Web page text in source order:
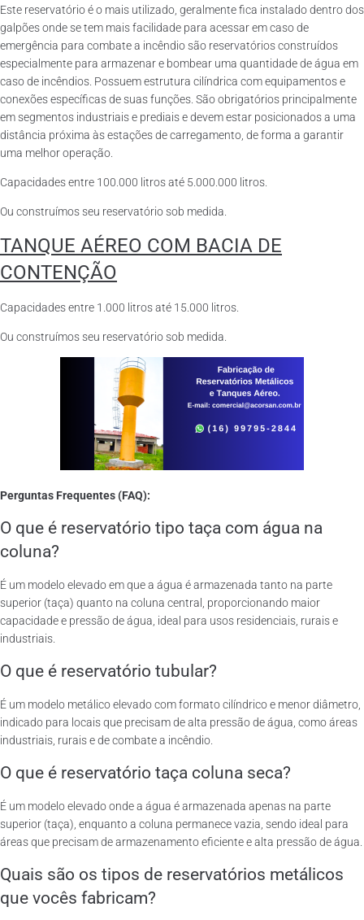
Este reservatório é o mais utilizado, geralmente fica instalado dentro dos
galpões onde se tem mais facilidade para acessar em caso de
emergência para combate a incêndio são reservatórios construídos
especialmente para armazenar e bombear uma quantidade de água em
caso de incêndios. Possuem estrutura cilíndrica com equipamentos e
conexões específicas de suas funções. São obrigatórios principalmente
em segmentos industriais e prediais e devem estar posicionados a uma
distância próxima às estações de carregamento, de forma a garantir
uma melhor operação.
Capacidades entre 100.000 litros até 5.000.000 litros.
Ou construímos seu reservatório sob medida.
TANQUE AÉREO COM BACIA DE
CONTENÇÃO
Capacidades entre 1.000 litros até 15.000 litros.
Ou construímos seu reservatório sob medida.
Perguntas Frequentes (FAQ):
O que é reservatório tipo taça com água na
coluna?
É um modelo elevado em que a água é armazenada tanto na parte
superior (taça) quanto na coluna central, proporcionando maior
capacidade e pressão de água, ideal para usos residenciais, rurais e
industriais.
O que é reservatório tubular?
É um modelo metálico elevado com formato cilíndrico e menor diâmetro,
indicado para locais que precisam de alta pressão de água, como áreas
industriais, rurais e de combate a incêndio.
O que é reservatório taça coluna seca?
É um modelo elevado onde a água é armazenada apenas na parte
superior (taça), enquanto a coluna permanece vazia, sendo ideal para
áreas que precisam de armazenamento eficiente e alta pressão de água.
Quais são os tipos de reservatórios metálicos
que vocês fabricam?